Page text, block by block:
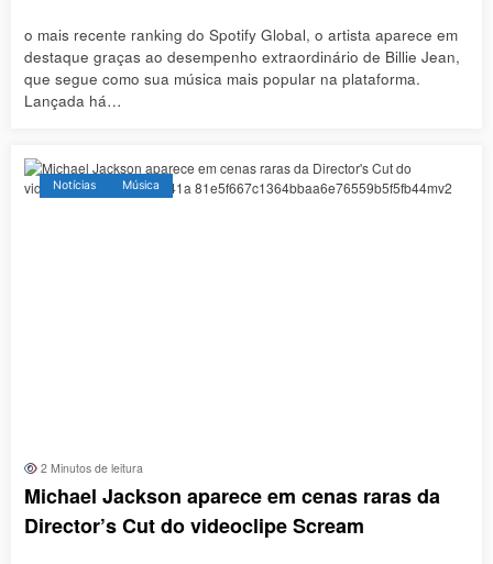
o mais recente ranking do Spotify Global, o artista aparece em
destaque graças ao desempenho extraordinário de Billie Jean,
que segue como sua música mais popular na plataforma.
Lançada há…
Notícias Música
2 Minutos de leitura
Michael Jackson aparece em cenas raras da
Director’s Cut do videoclipe Scream